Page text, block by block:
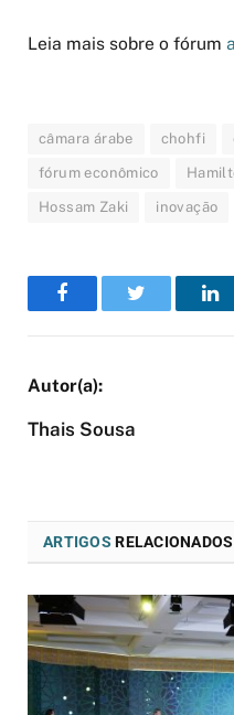
Leia mais sobre o fórum
câmara árabe chohfi
fórum econômico
Hossam Zaki inovação
FacebookTwitter
Thais Sousa
ARTIGOS RELACIONADOS